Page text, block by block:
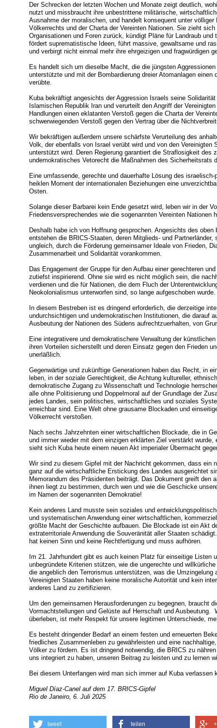
Der Schrecken der letzten Wochen und Monate zeigt deutlich,
nutzt und missbraucht ihre unbestrittene militärische,
Ausnahme der moralischen, und handelt konsequent unter
Völkerrechts und der Charta der Vereinten Nationen. Sie zieht
Organisationen und Foren zurück, kündigt Pläne für Landraub
fördert suprematistische Ideen, führt massive, gewaltsame und
und verbirgt nicht einmal mehr ihre ehrgeizigen und fragwürdigen
Es handelt sich um dieselbe Macht, die die jüngsten
unterstützte und mit der Bombardierung dreier Atomanlagen
verübte.
Kuba bekräftigt angesichts der Aggression Israels seine
Islamischen Republik Iran und verurteilt den Angriff der
Handlungen einen eklatanten Verstoß gegen die Charta der
schwerwiegenden Verstoß gegen den Vertrag über die
Wir bekräftigen außerdem unsere schärfste Verurteilung des
Volk, der ebenfalls von Israel verübt wird und von den
unterstützt wird. Deren Regierung garantiert die Straflosigkeit des
undemokratisches Vetorecht die Maßnahmen des Sicherheitsrats
Eine umfassende, gerechte und dauerhafte Lösung des
heiklen Moment der internationalen Beziehungen eine
Osten.
Solange dieser Barbarei kein Ende gesetzt wird, leben wir in der
Friedensversprechendes wie die sogenannten Vereinten Nationen
Deshalb habe ich von Hoffnung gesprochen. Angesichts des
entstehen die BRICS-Staaten, deren Mitglieds- und
ungleich, durch die Förderung gemeinsamer Ideale von Frieden,
Zusammenarbeit und Solidarität vorankommen.
Das Engagement der Gruppe für den Aufbau einer gerechteren
zutiefst inspirierend. Ohne sie wird es nicht möglich sein, die
verdienen und die für Nationen, die dem Fluch der
Neokolonialismus unterworfen sind, so lange aufgeschoben wurde.
In diesem Bestreben ist es dringend erforderlich, die derzeitige
undurchsichtigen und undemokratischen Institutionen, die darauf
Ausbeutung der Nationen des Südens aufrechtzuerhalten, von
Eine integrativere und demokratischere Verwaltung der
ihren Vorteilen sicherstellt und deren Einsatz gegen den Frieden
unerläßlich.
Gegenwärtige und zukünftige Generationen haben das Recht, in
leben, in der soziale Gerechtigkeit, die Achtung kultureller,
demokratische Zugang zu Wissenschaft und Technologie
alle ohne Politisierung und Doppelmoral auf der Grundlage der
jedes Landes, sein politisches, wirtschaftliches und soziales
erreichbar sind. Eine Welt ohne grausame Blockaden und
Völkerrecht verstoßen.
Nach sechs Jahrzehnten einer wirtschaftlichen Blockade, die in
und immer wieder mit dem einzigen erklärten Ziel verstärkt
sieht sich Kuba heute einem neuen Akt imperialer Übermacht
Wir sind zu diesem Gipfel mit der Nachricht gekommen, dass ein
ganz auf die wirtschaftliche Erstickung des Landes ausgerichtet
Memorandum des Präsidenten beiträgt. Das Dokument greift den
ihnen liegt zu bestimmen, durch wen und wie die Geschicke
im Namen der sogenannten Demokratie!
Kein anderes Land musste sein soziales und
und systematischen Anwendung einer wirtschaftlichen,
größte Macht der Geschichte aufbauen. Die Blockade ist ein Akt
extraterritoriale Anwendung die Souveränität aller Staaten
hat keinen Sinn und keine Rechtfertigung und muss aufhören.
Im 21. Jahrhundert gibt es auch keinen Platz für einseitige Listen
unbegründete Kriterien stützen, wie die ungerechte und
die angeblich den Terrorismus unterstützen, was die
Vereinigten Staaten haben keine moralische Autorität und kein
anderes Land zu zertifizieren.
Um den gemeinsamen Herausforderungen zu begegnen, braucht
Vormachtstellungen und Gelüste auf Herrschaft und
überleben, ist mehr Respekt für unsere legitimen Unterschiede,
Es besteht dringender Bedarf an einem festen und erneuerten
friedliches Zusammenleben zu gewährleisten und eine
Völker zu fördern. Es ist dringend notwendig, die BRICS zu
uns integriert zu haben, unseren Beitrag zu leisten und zu lernen
Bei diesem Unterfangen wird man sich immer auf Kuba verlassen
Miguel Díaz-Canel auf dem 17. BRICS-Gipfel
Rio de Janeiro, 6. Juli 2025
tweet teilen